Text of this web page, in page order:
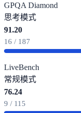
GPQA Diamond
思考模式
91.20
16 / 187
LiveBench
常规模式
76.24
9 / 115